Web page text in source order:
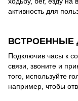
активность для
ВСТРОЕННЫЕ
Подключив часы к
связи, звоните и
того, используйте
например, чтобы